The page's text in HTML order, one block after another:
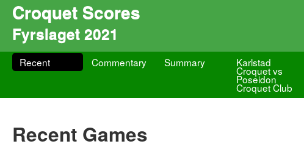
Croquet Scores
Fyrslaget 2021
Recent Commentary Summary Karlstad
Croquet vs
Poseidon
Croquet Club
Recent Games